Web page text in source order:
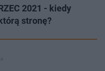
2021 - kiedy
stronę?